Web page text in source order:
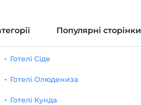
Популярні сторінки
Готелі Сіде
Готелі Олюдениза
Готелі Кунда